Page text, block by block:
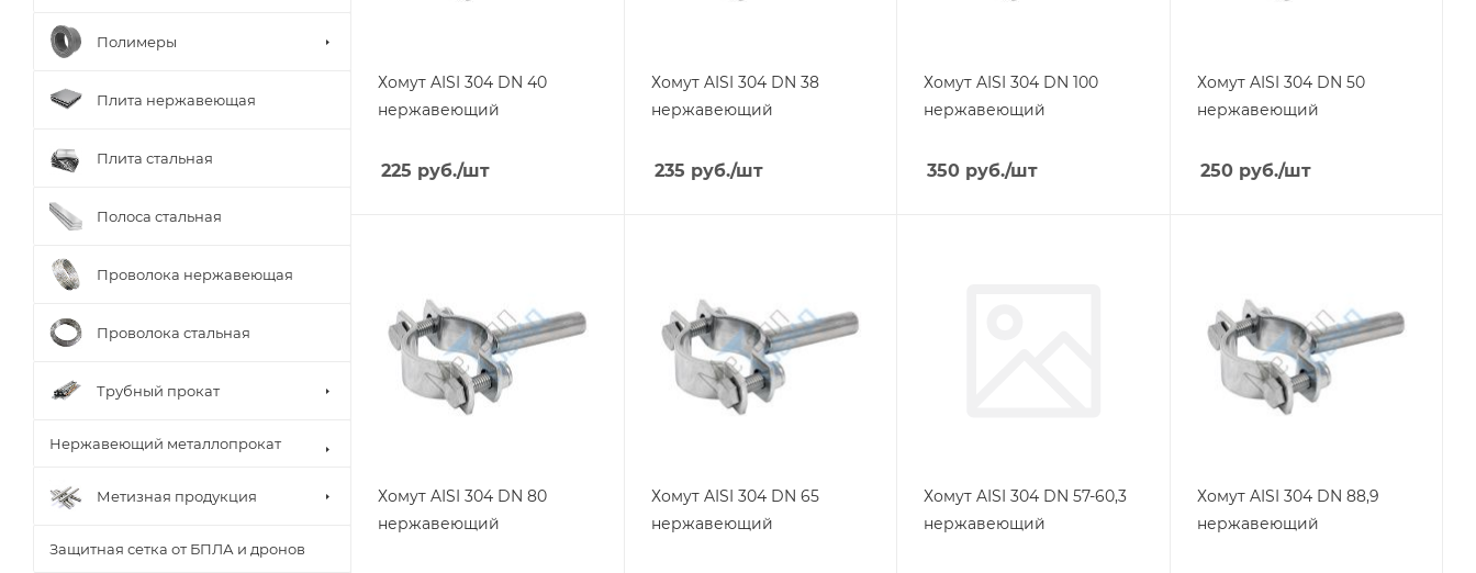
Хомут AISI 304 DN 40
нержавеющий
225 руб./шт
Хомут AISI 304 DN 38
нержавеющий
235 руб./шт
Хомут AISI 304 DN 100
нержавеющий
350 руб./шт
Хомут AISI 304 DN 50
нержавеющий
250руб./шт
Хомут AISI 304 DN 80
нержавеющий
Хомут AISI 304 DN 65
нержавеющий
Хомут AISI 304 DN 57-60,3
нержавеющий
Хомут AISI 304 DN 88,9
нержавеющий
Полимеры
Плита нержавеющая
Плита стальная
Полоса стальная
Проволока нержавеющая
Проволока стальная
Трубный прокат
Нержавеющий металлопрокат
Метизная продукция
Защитная сетка от БПЛА и дронов